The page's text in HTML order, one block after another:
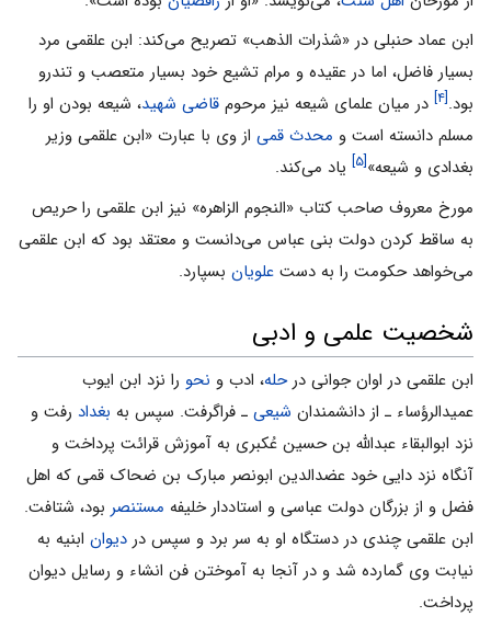
ابن عماد حنبلی در «شذرات الذهب» تصریح می‌کند: ابن علقمی‌ مرد
بسیار فاضل، اما در عقیده و مرام تشیع خود بسیار متعصب و تندرو
بود.[۴] در میان علمای شیعه نیز مرحوم قاضی شهید، شیعه بودن او را
مسلم دانسته است و محدث قمی ‌از وی با عبارت «ابن علقمی‌ وزیر
بغدادی و شیعه»[۵]
یاد می‌کند.
مورخ معروف صاحب کتاب «النجوم الزاهره» نیز ابن علقمی‌ را حریص
به ساقط کردن دولت بنی عباس می‌دانست و معتقد بود که ابن علقمی‌
می‌خواهد حکومت را به دست علویان بسپارد.
شخصیت علمی و ادبی
ابن علقمی در اوان جوانی درحله، ادب و نحو را نزد ابن ایوب
عمیدالرؤساء ـ از دانشمندان شیعی ـ فراگرفت. سپس به بغداد رفت و
نزد ابوالبقاء عبدالله بن حسین عُکبری به آموزش قرائت پرداخت و
آنگاه نزد دایی خود عضدالدین ابونصر مبارک بن ضحاک قمی که اهل
فضل و از بزرگان دولت عباسی و استاددار خلیفه مستنصر بود، شتافت.
ابن علقمی چندی در دستگاه او به سر برد و سپس در دیوان ابنیه به
نیابت وی گمارده شد و در آنجا به آموختن فن انشاء و رسایل دیوان
پرداخت.